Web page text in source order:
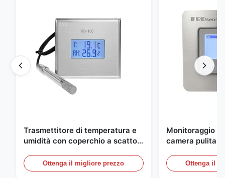
Trasmettitore di temperatura e
umidità con coperchio a scatto
acciaio inossidabile 316L
Ottenga il migliore prezzo
Monitoraggio
camera pulita
inossidabile
medico/fumo
Ottenga il